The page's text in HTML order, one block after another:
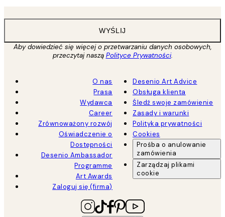
WYŚLIJ
Aby dowiedzieć się więcej o przetwarzaniu danych osobowych,
przeczytaj naszą Polityce Prywatności.
O nas
Prasa
Wydawca
Career
Zrównoważony rozwój
Oświadczenie o
Dostępności
Desenio Ambassador
Programme
Art Awards
Zaloguj się (firma)
Desenio Art Advice
Obsługa klienta
Śledź swoje zamówienie
Zasady i warunki
Polityka prywatności
Cookies
Prośba o anulowanie
zamówienia
Zarządzaj plikami
cookie